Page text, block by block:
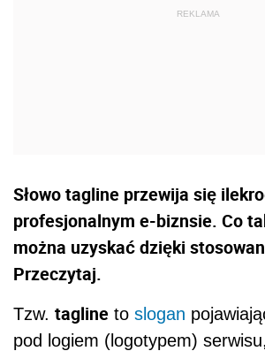
Słowo tagline przewija się
profesjonalnym e-biznsie. Co
można uzyskać dzięki
Przeczytaj.
Tzw. tagline to slogan
pod logiem (logotypem)